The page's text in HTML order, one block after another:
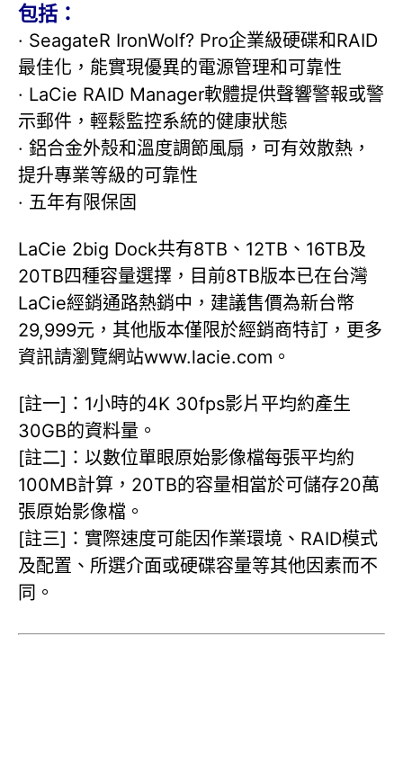
包括：
· SeagateR IronWolf? Pro企業級硬碟和RAID
最佳化，能實現優異的電源管理和可靠性
· LaCie RAID Manager軟體提供聲響警報或警
示郵件，輕鬆監控系統的健康狀態
· 鋁合金外殼和溫度調節風扇，可有效散熱，
提升專業等級的可靠性
· 五年有限保固
LaCie 2big Dock共有8TB、12TB、16TB及
20TB四種容量選擇，目前8TB版本已在台灣
LaCie經銷通路熱銷中，建議售價為新台幣
29,999元，其他版本僅限於經銷商特訂，更多
資訊請瀏覽網站www.lacie.com。
[註一]：1小時的4K 30fps影片平均約產生
30GB的資料量。
[註二]：以數位單眼原始影像檔每張平均約
100MB計算，20TB的容量相當於可儲存20萬
張原始影像檔。
[註三]：實際速度可能因作業環境、RAID模式
及配置、所選介面或硬碟容量等其他因素而不
同。